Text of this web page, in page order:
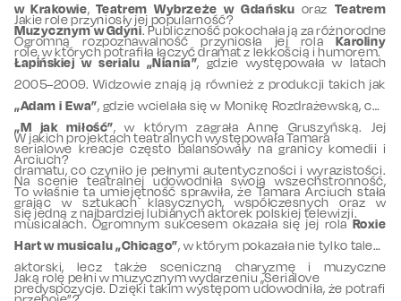
w Krakowie, Teatrem Wybrzeże w Gdańsku oraz Teatrem
Muzycznym w Gdyni. Publiczność pokochała ją za różnorodne
role, w których potrafiła łączyć dramat z lekkością i humorem.
Jakie role przyniosły jej popularność?
Ogromną rozpoznawalność przyniosła jej rola Karoliny
Łapińskiej w serialu „Niania”, gdzie występowała w latach
2005–2009. Widzowie znają ją również z produkcji takich jak
„Adam i Ewa”, gdzie wcielała się w Monikę Rozdrażewską, czy
„M jak miłość”, w którym zagrała Annę Gruszyńską. Jej
serialowe kreacje często balansowały na granicy komedii i
dramatu, co czyniło je pełnymi autentyczności i wyrazistości.
To właśnie ta umiejętność sprawiła, że Tamara Arciuch stała
się jedną z najbardziej lubianych aktorek polskiej telewizji.
W jakich projektach teatralnych występowała Tamara
Arciuch?
Na scenie teatralnej udowodniła swoją wszechstronność,
grając w sztukach klasycznych, współczesnych oraz w
musicalach. Ogromnym sukcesem okazała się jej rola Roxie
Hart w musicalu „Chicago”, w którym pokazała nie tylko talent
aktorski, lecz także sceniczną charyzmę i muzyczne
predyspozycje. Dzięki takim występom udowodniła, że potrafi
Jaką rolę pełni w muzycznym wydarzeniu „Serialove